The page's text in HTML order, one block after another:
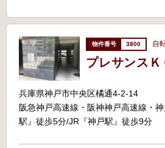
3800 自
プレサンス
兵庫県神戸市中央区橘通4-2-14
阪急神戸高速線・阪神神戸高速線・
駅』徒歩5分/JR『神戸駅』徒歩9分